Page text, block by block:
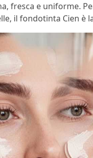
fresca e uniforme.
il fondotinta Cien è